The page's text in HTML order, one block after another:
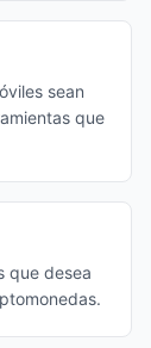
sean
que
que desea